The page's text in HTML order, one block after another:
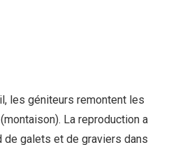
les géniteurs remontent les
La reproduction a
de galets et de graviers dans